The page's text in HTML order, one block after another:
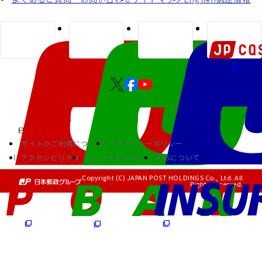
サイトのご利用について
プライバシーポリシー
アクセシビリティ
ソーシャルメディア RSSについて
Copyright (C) JAPAN POST HOLDINGS Co., Ltd. All
Rights Reserved.